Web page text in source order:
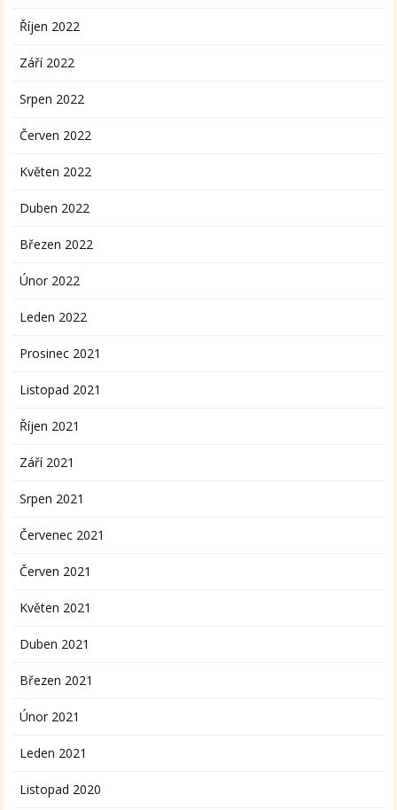
Říjen 2022
Září 2022
Srpen 2022
Červen 2022
Květen 2022
Duben 2022
Březen 2022
Únor 2022
Leden 2022
Prosinec 2021
Listopad 2021
Říjen 2021
Září 2021
Srpen 2021
Červenec 2021
Červen 2021
Květen 2021
Duben 2021
Březen 2021
Únor 2021
Leden 2021
Listopad 2020